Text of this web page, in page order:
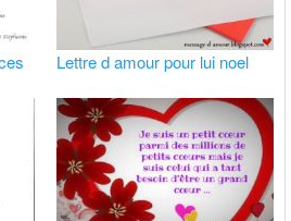
Lettre d amour pour lui noel